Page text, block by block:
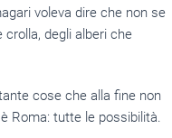
voleva dire che non se
crolla, degli alberi che
cose che alla fine non
Roma: tutte le possibilità.